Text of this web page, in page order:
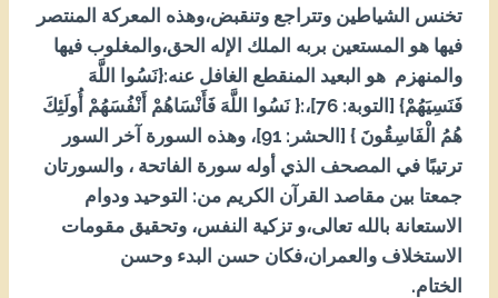
تخنس الشياطين وتتراجع وتنقبض،وهذه المعركة المنتصر
فيها هو المستعين بربه الملك الإله الحق،والمغلوب فيها
والمنهزم هو البعيد المنقطع الغافل عنه:{نَسُوا اللَّهَ
فَنَسِيَهُمْ} [التوبة: 67]،:{ نَسُوا اللَّهَ فَأَنْسَاهُمْ أَنْفُسَهُمْ أُولَئِكَ
هُمُ الْفَاسِقُونَ } [الحشر: 19]، وهذه السورة آخر السور
ترتيبًا في المصحف الذي أوله سورة الفاتحة ، والسورتان
جمعتا بين مقاصد القرآن الكريم من: التوحيد ودوام
الاستعانة بالله تعالى،و تزكية النفس، وتحقيق مقومات
الاستخلاف والعمران،فكان حسن البدء وحسن
الختام.